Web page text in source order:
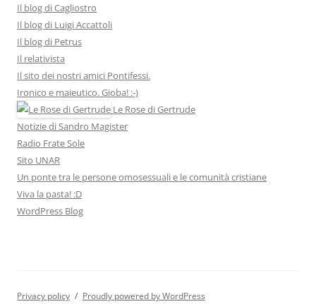
Il blog di Cagliostro
Il blog di Luigi Accattoli
Il blog di Petrus
Il relativista
Il sito dei nostri amici Pontifessi.
Ironico e maieutico. Gioba! :-)
Le Rose di Gertrude
Notizie di Sandro Magister
Radio Frate Sole
Sito UNAR
Un ponte tra le persone omosessuali e le comunità cristiane
Viva la pasta! :D
WordPress Blog
Privacy policy Proudly powered by WordPress